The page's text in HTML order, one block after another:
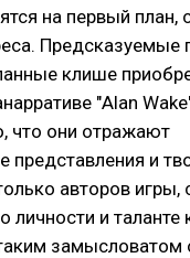
на первый план,
Предсказуемые
клише
"Alan
что они отражают
представления и
авторов игры,
личности и
замысловатом